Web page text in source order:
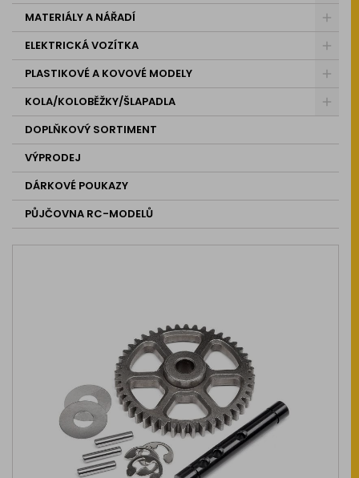
MATERIÁLY A NÁŘADÍ
ELEKTRICKÁ VOZÍTKA
PLASTIKOVÉ A KOVOVÉ MODELY
KOLA/KOLOBĚŽKY/ŠLAPADLA
DOPLŇKOVÝ SORTIMENT
VÝPRODEJ
DÁRKOVÉ POUKAZY
PŮJČOVNA RC-MODELŮ